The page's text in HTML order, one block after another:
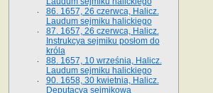
86. 1657, 26 czerwca, Halicz.
Laudum sejmiku halickiego
87. 1657, 26 czerwca, Halicz.
Instrukcya sejmiku posłom do
króla
88. 1657, 10 września, Halicz.
Laudum sejmiku halickiego
90. 1658, 30 kwietnia, Halicz.
Deputacya sejmikowa